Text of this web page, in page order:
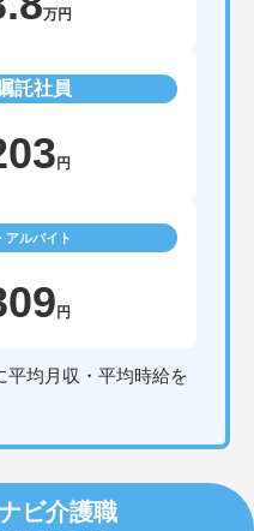
万円
託社員
円
アルバイト
円
均月収・平均時給を
ビ介護職